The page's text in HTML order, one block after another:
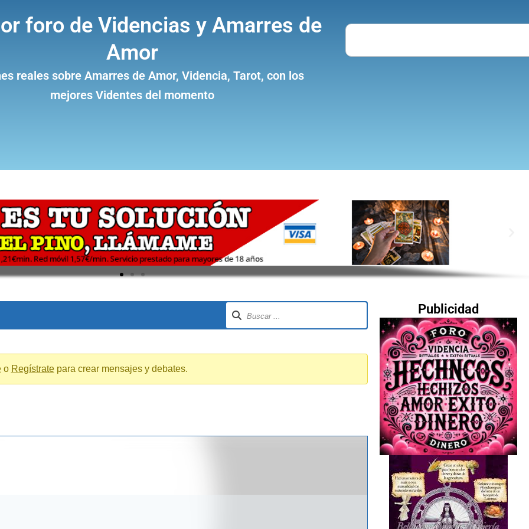
foro de Videncias y Amarres de
Amor
reales sobre Amarres de Amor, Videncia, Tarot, con los
mejores Videntes del momento
Search
o Regístratepara crear mensajes y debates.
Publicidad